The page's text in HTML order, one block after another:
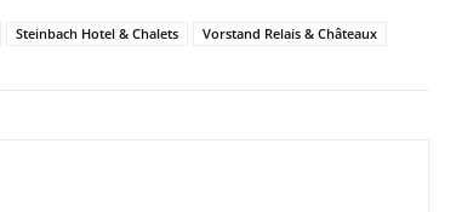
Steinbach Hotel & Chalets
Vorstand Relais & Châteaux